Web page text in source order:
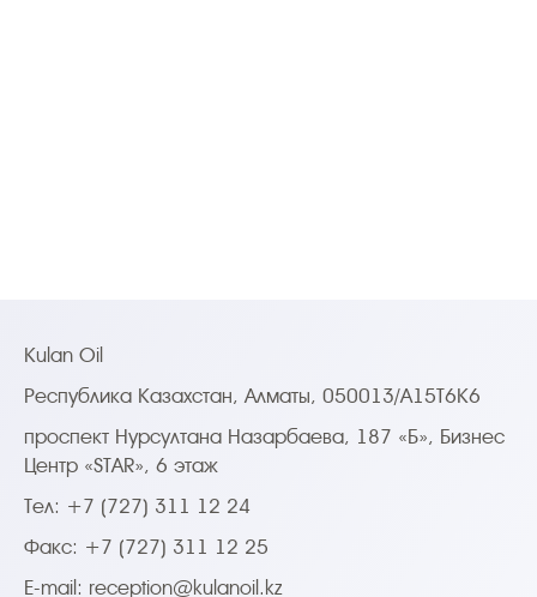
Kulan Oil
Республика Казахстан, Алматы, 050013/A15T6K6
проспект Нурсултана Назарбаева, 187 «Б», Бизнес
Центр «STAR», 6 этаж
Тел: +7 (727) 311 12 24
Факс: +7 (727) 311 12 25
E-mail: reception@kulanoil.kz